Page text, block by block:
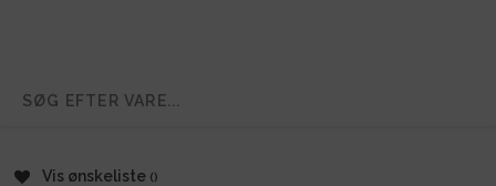
Vis ønskeliste